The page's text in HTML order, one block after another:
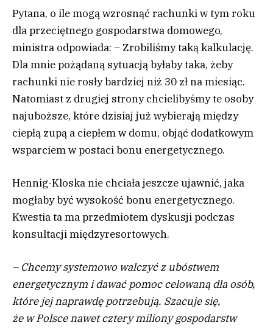
Pytana, o ile mogą wzrosnąć rachunki w tym roku
dla przeciętnego gospodarstwa domowego,
ministra odpowiada: – Zrobiliśmy taką kalkulację.
Dla mnie pożądaną sytuacją byłaby taka, żeby
rachunki nie rosły bardziej niż 30 zł na miesiąc.
Natomiast z drugiej strony chcielibyśmy te osoby
najuboższe, które dzisiaj już wybierają między
ciepłą zupą a ciepłem w domu, objąć dodatkowym
wsparciem w postaci bonu energetycznego.
Hennig-Kloska nie chciała jeszcze ujawnić, jaka
mogłaby być wysokość bonu energetycznego.
Kwestia ta ma przedmiotem dyskusji podczas
konsultacji międzyresortowych.
– Chcemy systemowo walczyć z ubóstwem
energetycznym i dawać pomoc celowaną dla osób,
które jej naprawdę potrzebują. Szacuje się,
że w Polsce nawet cztery miliony gospodarstw